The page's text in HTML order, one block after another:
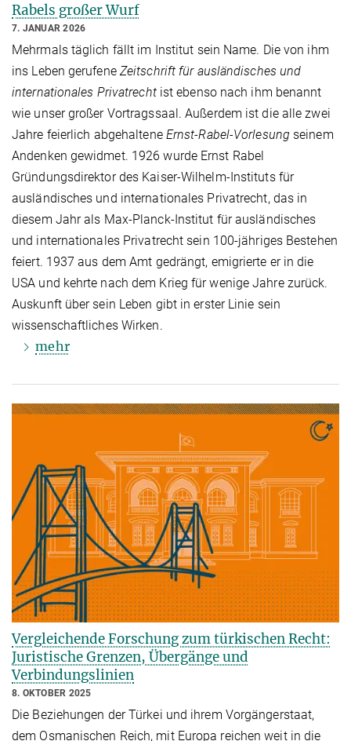
Rabels großer Wurf
7. JANUAR 2026
Mehrmals täglich fällt im Institut sein Name. Die von ihm
ins Leben gerufene Zeitschrift für ausländisches und
internationales Privatrechtist ebenso nach ihm benannt
wie unser großer Vortragssaal. Außerdem ist die alle zwei
Jahre feierlich abgehaltene Ernst-Rabel-Vorlesung seinem
Andenken gewidmet. 1926 wurde Ernst Rabel
Gründungsdirektor des Kaiser-Wilhelm-Instituts für
ausländisches und internationales Privatrecht, das in
diesem Jahr als Max-Planck-Institut für ausländisches
und internationales Privatrecht sein 100-jähriges Bestehen
feiert. 1937 aus dem Amt gedrängt, emigrierte er in die
USA und kehrte nach dem Krieg für wenige Jahre zurück.
Auskunft über sein Leben gibt in erster Linie sein
wissenschaftliches Wirken.
mehr
Vergleichende Forschung zum türkischen Recht:
Juristische Grenzen, Übergänge und
Verbindungslinien
8. OKTOBER 2025
Die Beziehungen der Türkei und ihrem Vorgängerstaat,
dem Osmanischen Reich, mit Europa reichen weit in die